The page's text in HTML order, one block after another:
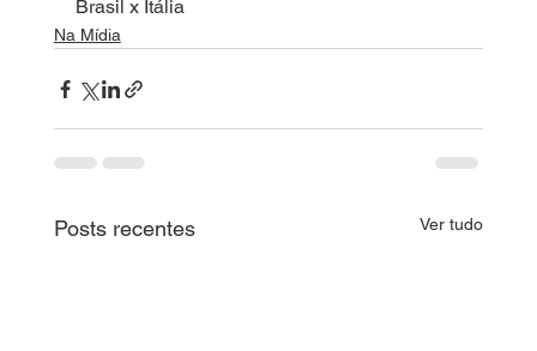
Brasil x Itália
Na Mídia
Posts recentes Ver tudo